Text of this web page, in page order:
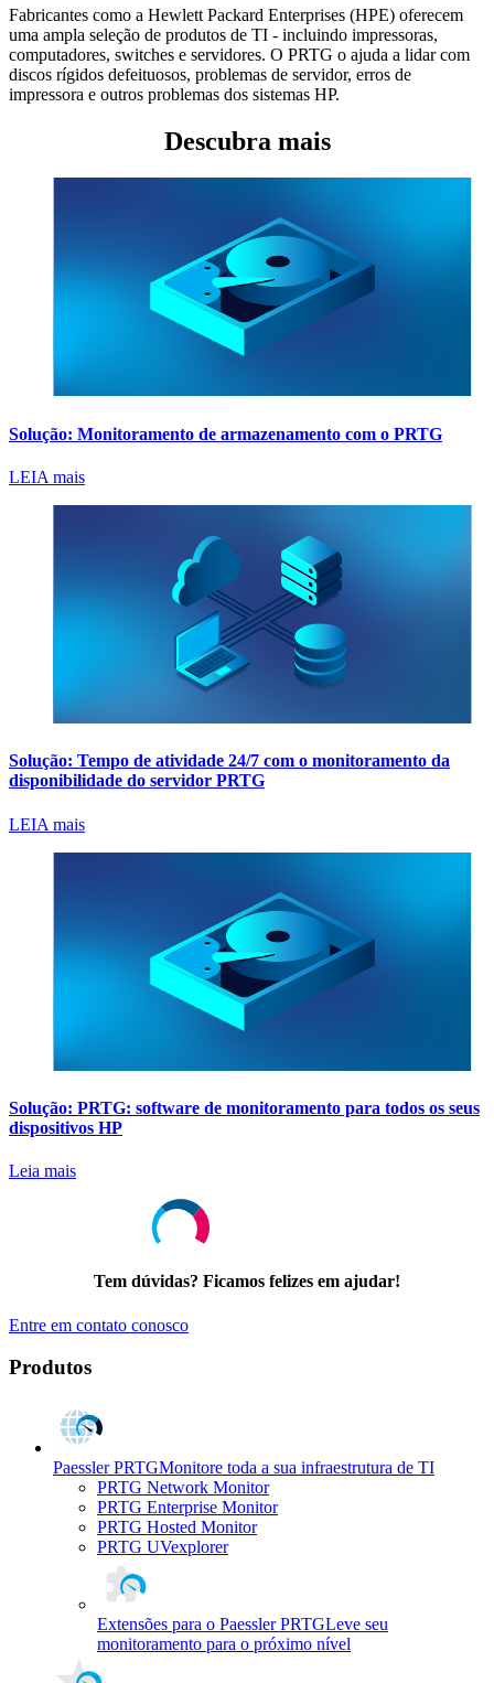
Fabricantes como a Hewlett Packard Enterprises (HPE) oferecem
uma ampla seleção de produtos de TI - incluindo impressoras,
computadores, switches e servidores. O PRTG o ajuda a lidar com
discos rígidos defeituosos, problemas de servidor, erros de
impressora e outros problemas dos sistemas HP.
Descubra mais
Solução: Monitoramento de armazenamento com o PRTG
LEIA mais
Solução: Tempo de atividade 24/7 com o monitoramento da
disponibilidade do servidor PRTG
LEIA mais
Solução: PRTG: software de monitoramento para todos os seus
dispositivos HP
Leia mais
Tem dúvidas? Ficamos felizes em ajudar!
Entre em contato conosco
Produtos
Paessler PRTGMonitore toda a sua infraestrutura de TI
PRTG Network Monitor
PRTG Enterprise Monitor
PRTG Hosted Monitor
PRTG UVexplorer
Extensões para o Paessler PRTGLeve seu
monitoramento para o próximo nível